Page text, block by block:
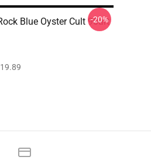
Blue Oyster Cult 90art
-20%